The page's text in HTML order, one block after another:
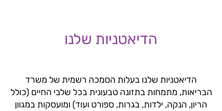
הדיאטניות שלנו
הדיאטניות שלנו בעלות הסמכה רשמית של משרד
הבריאות, מתמחות בתזונה טבעונית בכל שלבי החיים (כולל
הריון, הנקה, ילדות, בגרות, ספורט ועוד) ומועסקות במגוון